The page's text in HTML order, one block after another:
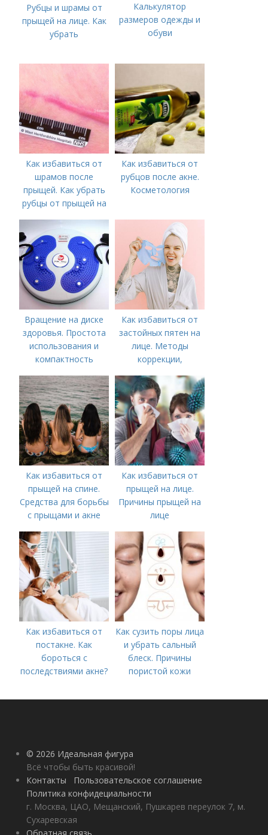
Рубцы и шрамы от
прыщей на лице. Как
убрать
Калькулятор
размеров одежды и
обуви
Как избавиться от
шрамов после
прыщей. Как убрать
рубцы от прыщей на
Как избавиться от
рубцов после акне.
Косметология
Вращение на диске
здоровья. Простота
использования и
компактность
Как избавиться от
застойных пятен на
лице. Методы
коррекции,
акне и удаления
рубцов и шрамов
постакне
Как избавиться от
прыщей на спине.
Средства для борьбы
с прыщами и акне
Как избавиться от
прыщей на лице.
Причины прыщей на
лице
Как избавиться от
постакне. Как
бороться с
последствиями акне?
Как сузить поры лица
и убрать сальный
блеск. Причины
пористой кожи
© 2026 Идеальная фигура
Всё чтобы быть красивой!
Контакты
Пользовательское соглашение
Политика конфидециальности
г. Москва, ЦАО, Мещанский, Пушкарев переулок 7, м.
Сухаревская